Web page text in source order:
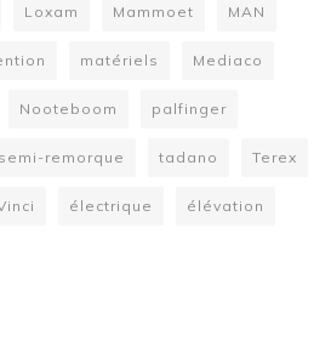
Loxam Mammoet MAN
matériels Mediaco
Nooteboom palfinger
semi-remorque tadano Terex
électrique élévation